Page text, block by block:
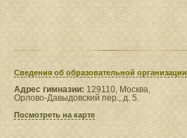
Сведения​ об образовательной организации
Адрес гимназии: 129110, Москва,
Орлово-Давыдовский пер., д. 5.
Посмотреть на карте